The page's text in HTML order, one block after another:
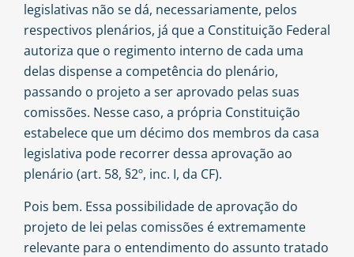
legislativas não se dá, necessariamente, pelos
respectivos plenários, já que a Constituição Federal
autoriza que o regimento interno de cada uma
delas dispense a competência do plenário,
passando o projeto a ser aprovado pelas suas
comissões. Nesse caso, a própria Constituição
estabelece que um décimo dos membros da casa
legislativa pode recorrer dessa aprovação ao
plenário (art. 58, §2º, inc. I, da CF).
Pois bem. Essa possibilidade de aprovação do
projeto de lei pelas comissões é extremamente
relevante para o entendimento do assunto tratado